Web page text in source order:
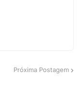
Próxima Postagem